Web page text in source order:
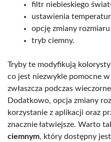
filtr niebieskiego
ustawienia
opcję zmiany
tryb ciemny.
Tryby te modyfikują
co jest niezwykle pomocne
zwłaszcza podczas
Dodatkowo, opcja zmiany
korzystanie z aplikacji oraz
znacznie łatwiejsze. Warto
ciemnym, który dostępny